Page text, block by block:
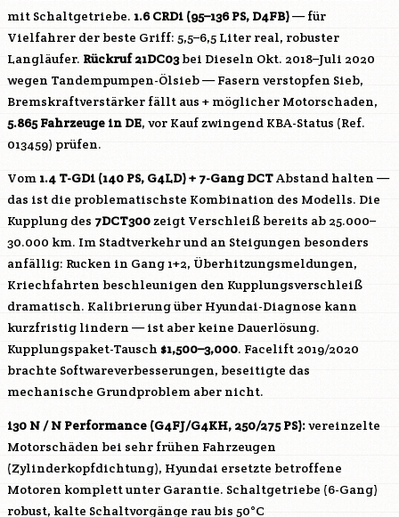
mit Schaltgetriebe. 1.6 CRDi (95–136 PS, D4FB)— für
Vielfahrer der beste Griff: 5,5–6,5 Liter real, robuster
Langläufer. Rückruf 21DC03bei Dieseln Okt. 2018–Juli 2020
wegen Tandempumpen-Ölsieb — Fasern verstopfen Sieb,
Bremskraftverstärker fällt aus + möglicher Motorschaden,
5.865 Fahrzeuge in DE, vor Kauf zwingend KBA-Status (Ref.
013459) prüfen.
Vom 1.4 T-GDi (140 PS, G4LD) + 7-Gang DCTAbstand halten —
das ist die problematischste Kombination des Modells. Die
Kupplung des 7DCT300zeigt Verschleiß bereits ab 25.000–
30.000 km. Im Stadtverkehr und an Steigungen besonders
anfällig: Rucken in Gang 1+2, Überhitzungsmeldungen,
Kriechfahrten beschleunigen den Kupplungsverschleiß
dramatisch. Kalibrierung über Hyundai-Diagnose kann
kurzfristig lindern — ist aber keine Dauerlösung.
Kupplungspaket-Tausch $1,500–3,000. Facelift 2019/2020
brachte Softwareverbesserungen, beseitigte das
mechanische Grundproblem aber nicht.
i30 N / N Performance (G4FJ/G4KH, 250/275 PS):vereinzelte
Motorschäden bei sehr frühen Fahrzeugen
(Zylinderkopfdichtung), Hyundai ersetzte betroffene
Motoren komplett unter Garantie. Schaltgetriebe (6-Gang)
robust, kalte Schaltvorgänge rau bis 50°C